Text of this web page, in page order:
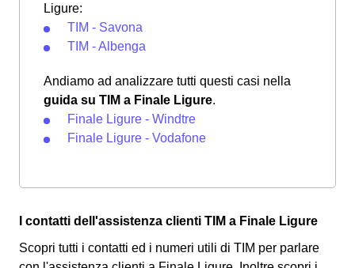
Ligure:
TIM - Savona
TIM - Albenga
Andiamo ad analizzare tutti questi casi nella
guida su TIM a Finale Ligure.
Finale Ligure - Windtre
Finale Ligure - Vodafone
I contatti dell'assistenza clienti TIM a Finale Ligure
Scopri tutti i contatti ed i numeri utili di TIM per parlare